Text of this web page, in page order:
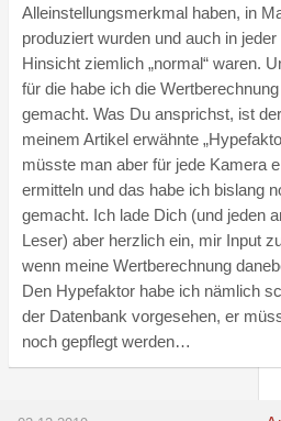
Alleinstellungsmerkmal haben, in
produziert wurden und auch in jeder
Hinsicht ziemlich „normal“ waren.
für die habe ich die Wertberechnung
gemacht. Was Du ansprichst, ist
meinem Artikel erwähnte
müsste man aber für jede Kamera
ermitteln und das habe ich bislang
gemacht. Ich lade Dich (und jeden
Leser) aber herzlich ein, mir Input
wenn meine Wertberechnung
Den Hypefaktor habe ich nämlich
der Datenbank vorgesehen, er
noch gepflegt werden…